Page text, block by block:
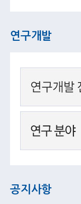
연구개발
공지사항